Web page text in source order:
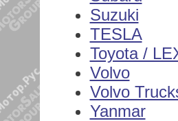
Suzuki
TESLA
Toyota /
Volvo
Volvo
Yanmar